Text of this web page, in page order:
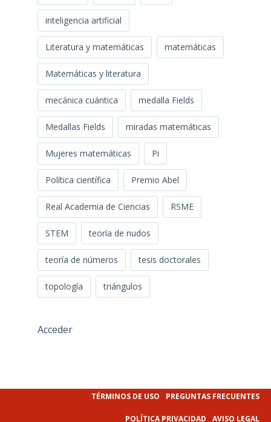
inteligencia artificial
Literatura y matemáticas matemáticas
Matemáticas y literatura
mecánica cuántica medalla Fields
Medallas Fields miradas matemáticas
Mujeres matemáticas Pi
Política científica Premio Abel
Real Academia de Ciencias RSME
STEM teoría de nudos
teoría de números tesis doctorales
topología triángulos
Acceder
TÉRMINOS DE USO PREGUNTAS FRECUENTES
POLÍTICA PRIVACIDAD AVISO LEGAL